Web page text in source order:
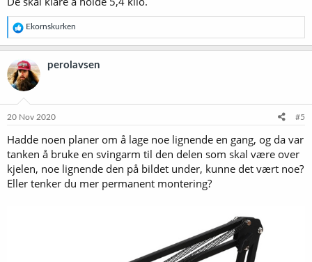
R
e
a
k
s
j
o
e
:
Ekornskurken
perolavsen
20 Nov 2020 #5
Hadde noen planer om å lage noe lignende en gang, og da var
tanken å bruke en svingarm til den delen som skal være over
kjelen, noe lignende den på bildet under, kunne det vært noe?
Eller tenker du mer permanent montering?